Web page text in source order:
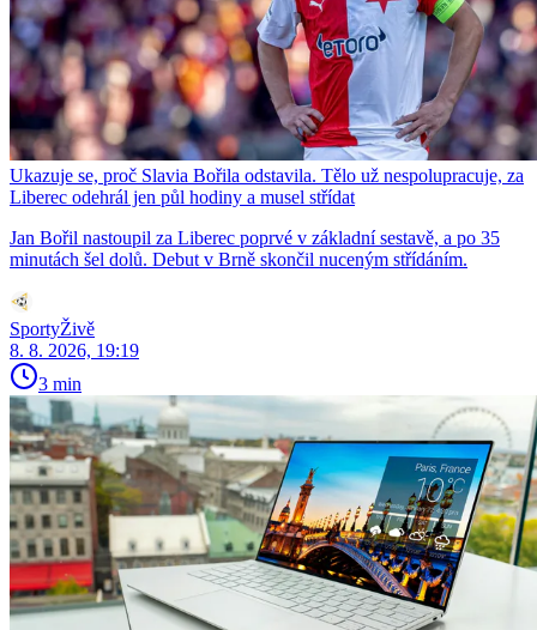
Ukazuje se, proč Slavia Bořila odstavila. Tělo už nespolupracuje, za
Liberec odehrál jen půl hodiny a musel střídat
Jan Bořil nastoupil za Liberec poprvé v základní sestavě, a po 35
minutách šel dolů. Debut v Brně skončil nuceným střídáním.
SportyŽivě
8. 8. 2026, 19:19
3 min